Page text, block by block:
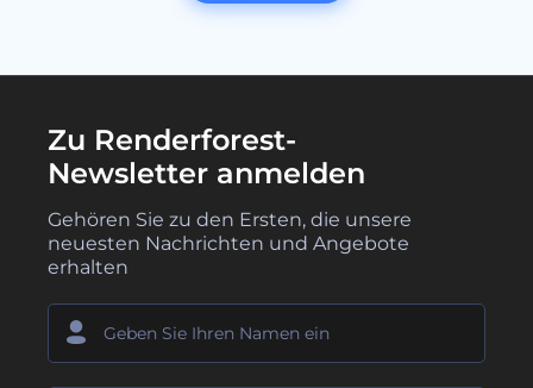
Zu Renderforest-
Newsletter anmelden
Gehören Sie zu den Ersten, die unsere
neuesten Nachrichten und Angebote
erhalten